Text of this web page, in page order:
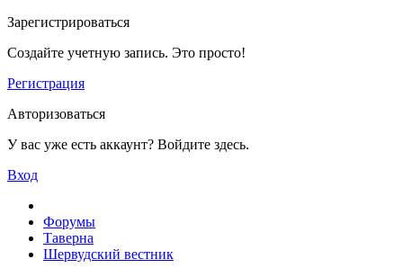
Зарегистрироваться
Создайте учетную запись. Это просто!
Регистрация
Авторизоваться
У вас уже есть аккаунт? Войдите здесь.
Вход
Форумы
Таверна
Шервудский вестник